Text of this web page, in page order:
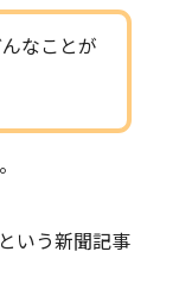
なことが
いう新聞記事